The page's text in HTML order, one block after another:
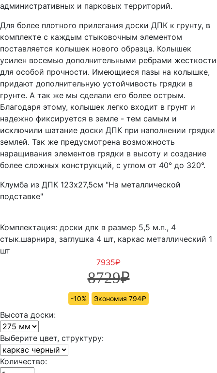
административных и парковых территорий.
Для более плотного прилегания доски ДПК к грунту, в
комплекте с каждым стыковочным элементом
поставляется колышек нового образца. Колышек
усилен восемью дополнительными ребрами жесткости
для особой прочности. Имеющиеся пазы на колышке,
придают дополнительную устойчивость грядки в
грунте. А так же мы сделали его более острым.
Благодаря этому, колышек легко входит в грунт и
надежно фиксируется в земле - тем самым и
исключили шатание доски ДПК при наполнении грядки
землей. Так же предусмотрена возможность
наращивания элементов грядки в высоту и создание
более сложных конструкций, с углом от 40° до 320°.
Клумба из ДПК 123х27,5см "На металлической
подставке"
Комплектация: доски дпк в размер 5,5 м.п., 4
стык.шарнира, заглушка 4 шт, каркас металлический 1
шт
7935₽
8729₽
-10% Экономия 794₽
Высота доски:
Выберите цвет, структуру:
Количество: